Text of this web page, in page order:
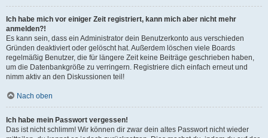
Ich habe mich vor einiger Zeit registriert, kann mich aber nicht mehr
anmelden?!
Es kann sein, dass ein Administrator dein Benutzerkonto aus verschieden
Gründen deaktiviert oder gelöscht hat. Außerdem löschen viele Boards
regelmäßig Benutzer, die für längere Zeit keine Beiträge geschrieben haben,
um die Datenbankgröße zu verringern. Registriere dich einfach erneut und
nimm aktiv an den Diskussionen teil!
Nach oben
Ich habe mein Passwort vergessen!
Das ist nicht schlimm! Wir können dir zwar dein altes Passwort nicht wieder